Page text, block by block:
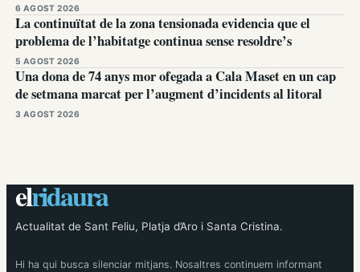
6 AGOST 2026
La continuïtat de la zona tensionada evidencia que el
problema de l’habitatge continua sense resoldre’s
5 AGOST 2026
Una dona de 74 anys mor ofegada a Cala Maset en un cap
de setmana marcat per l’augment d’incidents al litoral
3 AGOST 2026
elridaura
Actualitat de Sant Feliu, Platja d’Aro i Santa Cristina.
Hi ha qui busca silenciar mitjans. Nosaltres continuem informant